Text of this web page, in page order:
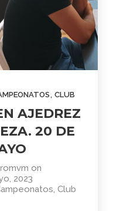
, CLUB
AJEDREZ
20 DE
on
2023
, Club